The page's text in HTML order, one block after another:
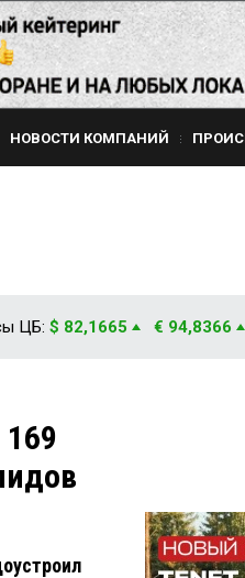
НОВОСТИ КОМПАНИЙ
ЦБ: $ 82,1665 € 94,8366